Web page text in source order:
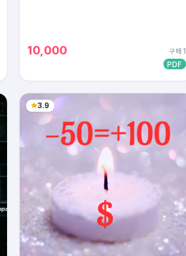
10,000
구매 1
PDF
3.9